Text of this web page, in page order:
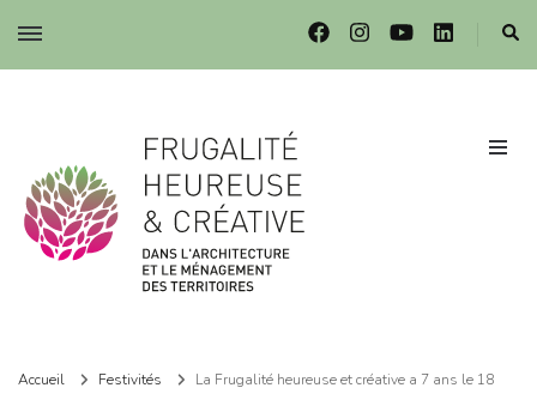
Frugalité dans l'architecture et le ménagement des territoires
Accueil Festivités
La Frugalité heureuse et créative a 7 ans le 18